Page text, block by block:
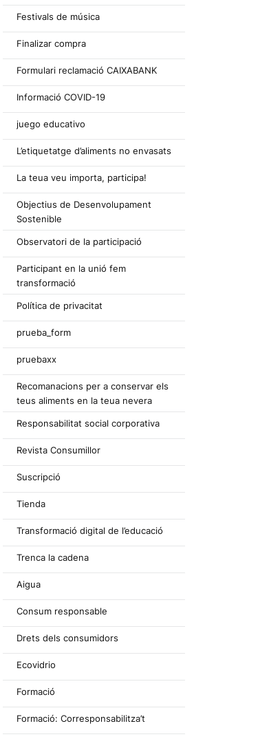
Festivals de música
Finalizar compra
Formulari reclamació CAIXABANK
Informació COVID-19
juego educativo
L’etiquetatge d’aliments no envasats
La teua veu importa, participa!
Objectius de Desenvolupament
Sostenible
Observatori de la participació
Participant en la unió fem
transformació
Política de privacitat
prueba_form
pruebaxx
Recomanacions per a conservar els
teus aliments en la teua nevera
Responsabilitat social corporativa
Revista Consumillor
Suscripció
Tienda
Transformació digital de l’educació
Trenca la cadena
Aigua
Consum responsable
Drets dels consumidors
Ecovidrio
Formació
Formació: Corresponsabilitza’t